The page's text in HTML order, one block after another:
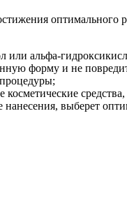
оптимального
или альфа-
форму и не
выберет